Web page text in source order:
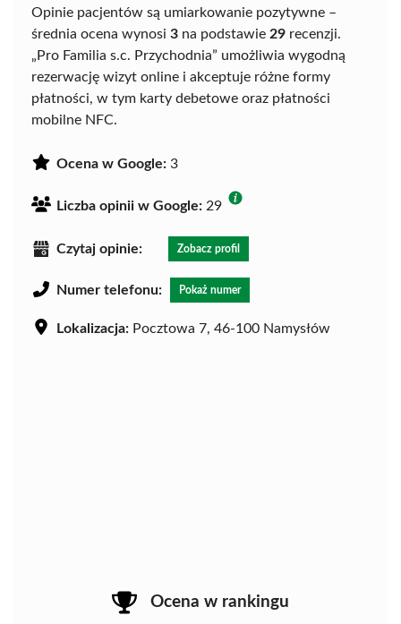
Opinie pacjentów są umiarkowanie pozytywne –
średnia ocena wynosi 3 na podstawie 29 recenzji.
„Pro Familia s.c. Przychodnia” umożliwia wygodną
rezerwację wizyt online i akceptuje różne formy
płatności, w tym karty debetowe oraz płatności
mobilne NFC.
Ocena w Google: 3
Liczba opinii w Google: 29
Czytaj opinie: Zobacz profil
Numer telefonu: Pokaż numer
Lokalizacja: Pocztowa 7, 46-100 Namysłów
Ocena w rankingu